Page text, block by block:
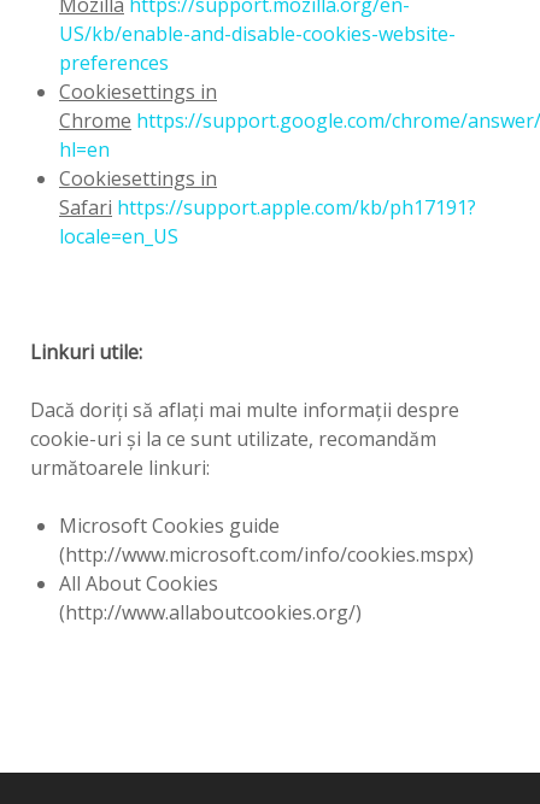
US/kb/enable-and-disable-cookies-website-
preferences
Cookiesettings in
Chrome https://support.google.com/chrome/
hl=en
Cookiesettings in
Safari https://support.apple.com/kb/ph17191?
locale=en_US
Linkuri utile:
Dacă doriţi să aflaţi mai multe informaţii despre
cookie-uri şi la ce sunt utilizate, recomandăm
următoarele linkuri:
Microsoft Cookies guide
(http://www.microsoft.com/info/cookies.mspx)
All About Cookies
(http://www.allaboutcookies.org/)